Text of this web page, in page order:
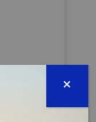
île Plus de
dédiée